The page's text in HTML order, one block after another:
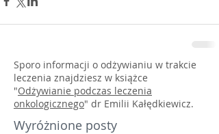
Sporo informacji o odżywianiu w trakcie
leczenia znajdziesz w książce
"Odżywianie podczas leczenia
onkologicznego" dr Emilii Kałędkiewicz.
Wyróżnione posty